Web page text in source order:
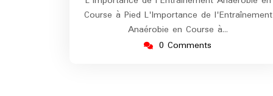
Course à Pied L'Importance de l'Entraînement
Anaérobie en Course à…
0 Comments